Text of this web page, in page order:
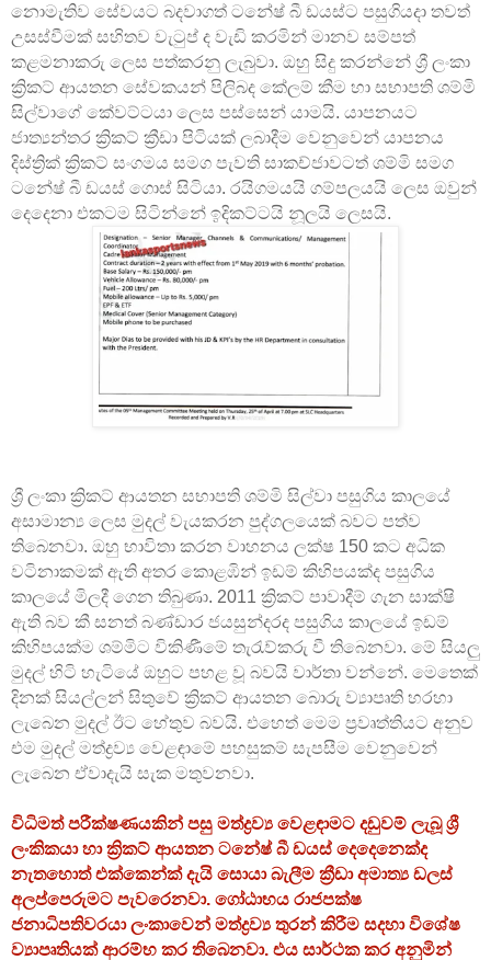
නොමැතිව සේවයට බදවාගත් ටනේෂ් බී ඩයස්ට පසුගියදා තවත්
උසස්වීමක් සහිතව වැටුප් ද වැඩි කරමින් මානව සම්පත්
කළමනාකරු ලෙස පත්කරනු ලැබුවා. ඔහු සිදු කරන්නේ ශ්‍රී ලංකා
ක්‍රිකට් ආයතන සේවකයන් පිලිබද කේලම් කීම හා සභාපති ශම්මි
සිල්වාගේ කේවට්ටයා ලෙස පස්සෙන් යාමයි. යාපනයට
ජාත්‍යන්තර ක්‍රිකට් ක්‍රීඩා පිටියක් ලබාදීම වෙනුවෙන් යාපනය
දිස්ත්‍රික් ක්‍රිකට් සංගමය සමග පැවති සාකච්ජාවටත් ශම්මි සමග
ටනේෂ් බී ඩයස් ගොස් සිටියා. රයිගමයයි ගම්පලයයි ලෙස ඔවුන්
දෙදෙනා එකටම සිටින්නේ ඉදිකට්ටයි නූලයි ලෙසයි.
ශ්‍රී ලංකා ක්‍රිකට් ආයතන සභාපති ශම්මි සිල්වා පසුගිය කාලයේ
අසාමාන්‍ය ලෙස මුදල් වැයකරන පුද්ගලයෙක් බවට පත්ව
තිබෙනවා. ඔහු භාවිතා කරන වාහනය ලක්ෂ 150 කට අධික
වටිනාකමක් ඇති අතර කොළඹින් ඉඩම් කිහිපයක්ද පසුගිය
කාලයේ මිලදී ගෙන තිබුණා. 2011 ක්‍රිකට් පාවාදීම් ගැන සාක්ෂි
ඇති බව කී සනත් බණ්ඩාර ජයසුන්දරද පසුගිය කාලයේ ඉඩම්
කිහිපයක්ම ශම්මිට විකිණීමේ තැරැව්කරු වී තිබෙනවා. මේ සියලු
මුදල් හිටි හැටියේ ඔහුට පහළ වූ බවයි වාර්තා වන්නේ. මෙතෙක්
දිනක් සියල්ලන් සිතුවේ ක්‍රිකට් ආයතන බොරු ව්‍යාපෘති හරහා
ලැබෙන මුදල් ඊට හේතුව බවයි. එහෙත් මෙම ප්‍රවෘත්තියට අනුව
එම මුදල් මත්ද්‍රව්‍ය වෙළඳාමේ පහසුකම් සැපසීම වෙනුවෙන්
ලැබෙන ඒවාදැයි සැක මතුවනවා.
විධිමත් පරීක්ෂණයකින් පසු මත්ද්‍රව්‍ය වෙළඳාමට දඩුවම් ලැබූ ශ්‍රී
ලංකිකයා හා ක්‍රිකට් ආයතන ටනේෂ් බී ඩයස් දෙදෙනෙක්ද
නැතහොත් එක්කෙන්ක් දැයි සොයා බැලීම ක්‍රීඩා අමාත්‍ය ඩලස්
අලප්පෙරුමට පැවරෙනවා. ගෝඨාභය රාජපක්ෂ
ජනාධිපතිවරයා ලංකාවෙන් මත්ද්‍රව්‍ය තුරන් කිරීම සදහා විශේෂ
ව්‍යාපෘතියක් ආරම්භ කර තිබෙනවා. එය සාර්ථක කර අනුමින්